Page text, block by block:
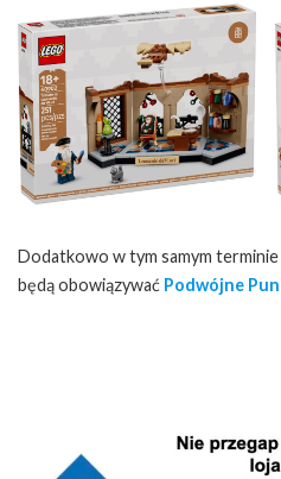
Dodatkowo w tym samym terminie
będą obowiązywać Podwójne